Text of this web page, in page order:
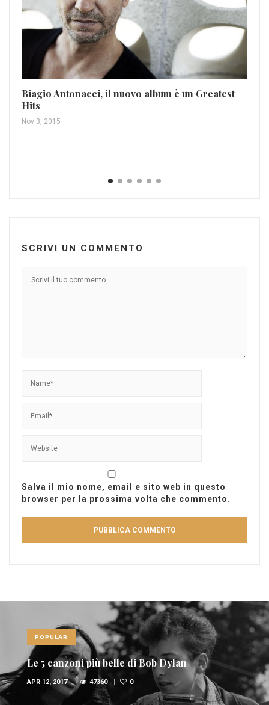
Biagio Antonacci, il nuovo album è un Greatest
Hits
Nov 3, 2015
SCRIVI UN COMMENTO
Salva il mio nome, email e sito web in questo
browser per la prossima volta che commento.
POPULAR
Le 10 canzoni più sexy di sempre
FEB 6, 2017 36948 1